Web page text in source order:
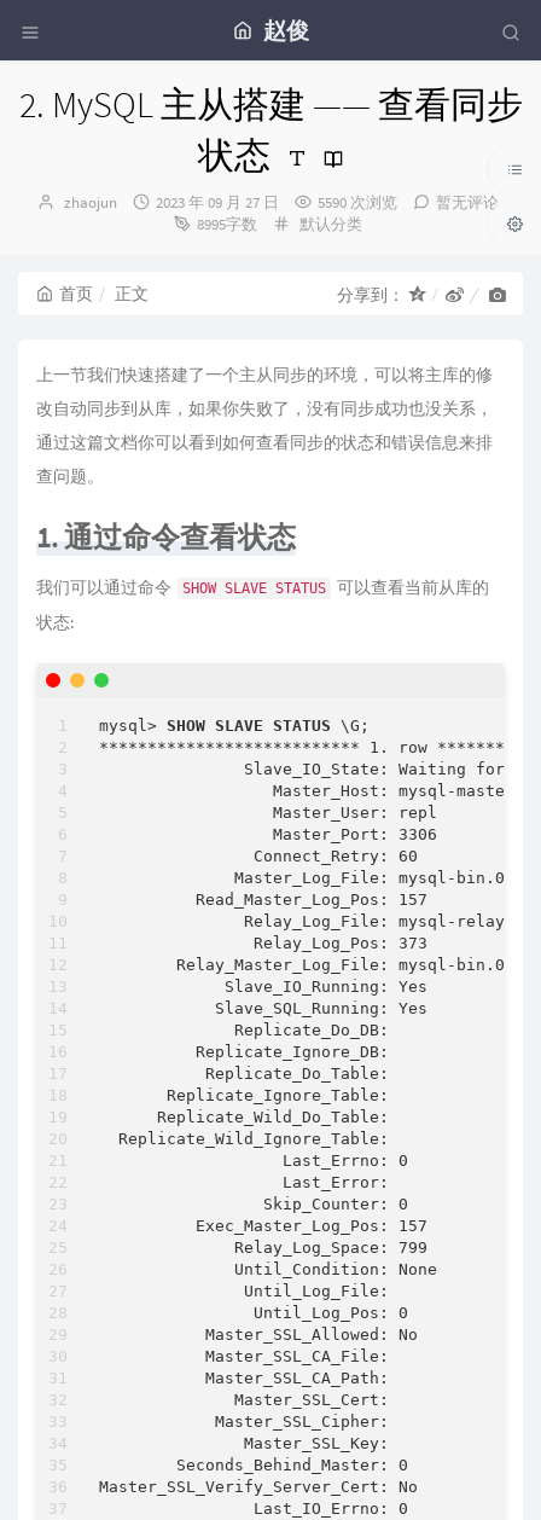
赵俊
2. MySQL 主从搭建 —— 查看同步
状态
博
zhaojun
发
2023 年 09 月 27 日 5590 次浏览
暂无评论
8995字数
分
默认分类
首页 正文 分享到：
上一节我们快速搭建了一个主从同步的环境，可以将主库的修
改自动同步到从库，如果你失败了，没有同步成功也没关系，
通过这篇文档你可以看到如何查看同步的状态和错误信息来排
查问题。
1. 通过命令查看状态
我们可以通过命令 SHOW SLAVE STATUS
可以查看当前从库的
状态:
mysql> SHOW SLAVE STATUS \G;
*************************** 1. row
Slave_IO_State: Waiting for
                  Master_Host: mysql-master
                  Master_User: repl
                  Master_Port: 3306
                Connect_Retry: 60
Master_Log_File: mysql-
          Read_Master_Log_Pos: 157
Relay_Log_File: mysql-relay-
                Relay_Log_Pos: 373
Relay_Master_Log_File: mysql-
             Slave_IO_Running: Yes
            Slave_SQL_Running: Yes
              Replicate_Do_DB:
          Replicate_Ignore_DB:
           Replicate_Do_Table:
       Replicate_Ignore_Table:
      Replicate_Wild_Do_Table:
  Replicate_Wild_Ignore_Table:
                   Last_Errno: 0
                   Last_Error:
                 Skip_Counter: 0
          Exec_Master_Log_Pos: 157
              Relay_Log_Space: 799
              Until_Condition: None
               Until_Log_File:
                Until_Log_Pos: 0
           Master_SSL_Allowed: No
           Master_SSL_CA_File:
           Master_SSL_CA_Path:
              Master_SSL_Cert:
            Master_SSL_Cipher:
               Master_SSL_Key:
        Seconds_Behind_Master: 0
Master_SSL_Verify_Server_Cert: No
                Last_IO_Errno: 0